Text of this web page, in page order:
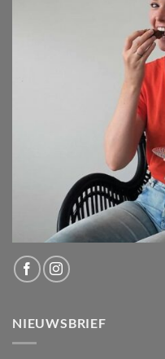
NIEUWSBRIEF